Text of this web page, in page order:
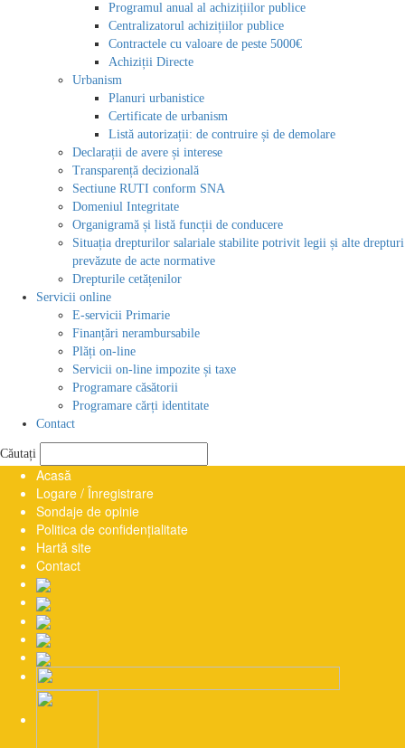
Programul anual al achizițiilor publice
Centralizatorul achizițiilor publice
Contractele cu valoare de peste 5000€
Achiziții Directe
Urbanism
Planuri urbanistice
Certificate de urbanism
Listă autorizații: de contruire și de demolare
Declarații de avere și interese
Transparență decizională
Sectiune RUTI conform SNA
Domeniul Integritate
Organigramă și listă funcții de conducere
Situația drepturilor salariale stabilite potrivit legii și alte drepturi
prevăzute de acte normative
Drepturile cetățenilor
Servicii online
E-servicii Primarie
Finanțări nerambursabile
Plăți on-line
Servicii on-line impozite și taxe
Programare căsătorii
Programare cărți identitate
Contact
Căutați
Acasă
Logare / Înregistrare
Sondaje de opinie
Politica de confidențialitate
Hartă site
Contact